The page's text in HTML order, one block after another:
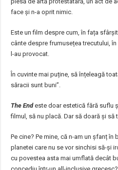
face și n-a oprit nimic.
Este un film despre cum, în fața
cânte despre frumusețea trecutului,
l-au provocat.
În cuvinte mai puține, să înțeleagă
săracii sunt buni”.
The Endeste doar estetică fără suflu
filmul, să nu placă. Dar să doară și să
Pe cine? Pe mine, că n-am un șfanț în
planetei care nu se vor sinchisi să-și
cu povestea asta mai umflată decât